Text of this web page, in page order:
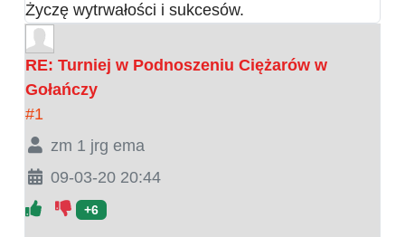
Życzę wytrwałości i sukcesów.
RE: Turniej w Podnoszeniu Ciężarów w
Gołańczy
#1
zm 1 jrg ema
09-03-20 20:44
+6